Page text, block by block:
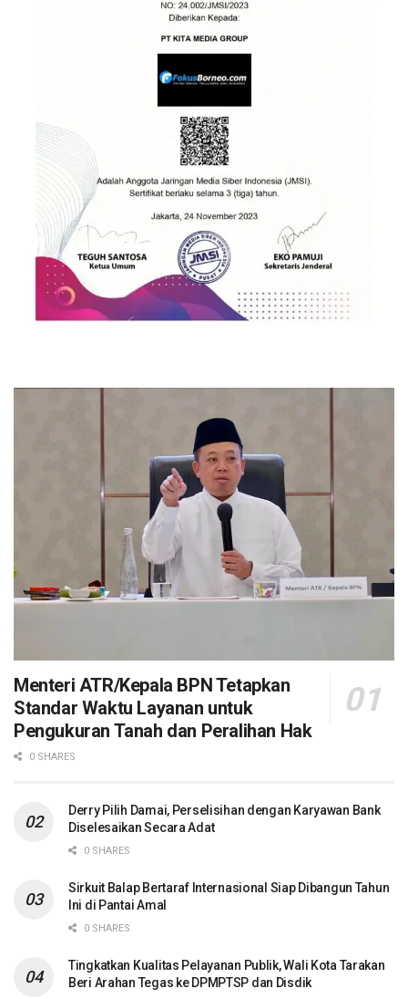
Menteri ATR/Kepala BPN Tetapkan
Standar Waktu Layanan untuk
Pengukuran Tanah dan Peralihan Hak
0 SHARES
Derry Pilih Damai, Perselisihan dengan Karyawan Bank
Diselesaikan Secara Adat
0 SHARES
Sirkuit Balap Bertaraf Internasional Siap Dibangun Tahun
Ini di Pantai Amal
0 SHARES
Tingkatkan Kualitas Pelayanan Publik, Wali Kota Tarakan
Beri Arahan Tegas ke DPMPTSP dan Disdik